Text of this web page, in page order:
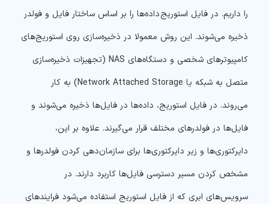
را داریم. در فایل استوریج داده‌ها را بر اساس ساختار فایل و فولدر
ذخیره می‌شوند. این روش معمولا در ذخیره‌سازی روی استوریج‌های
کامپیوترهای شخصی و دستگاه‌های NAS (تجهیزات ذخیره‌سازی
متصل به شبکه یا Network Attached Storage) به کار
می‌روند. در فایل استوریج، داده‌ها در فایل‌ها ذخیره می‌شوند و
فایل‌ها در فولدرهای مختلف قرار می‌گیرند. علاوه بر این،
دایرکتوری‌ها و زیر دایرکتوری‌ها برای سازمان‌دهی کردن فولدرها و
مشخص کردن مسیر دسترسی فایل‌ها کاربرد دارند. در
سرویس‌های ابری که از فایل استوریج استفاده می‌شود فرایندهای